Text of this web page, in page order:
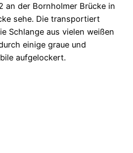
an der Bornholmer Brücke in
sehe. Die transportiert
Schlange aus vielen weißen
einige graue und
aufgelockert.